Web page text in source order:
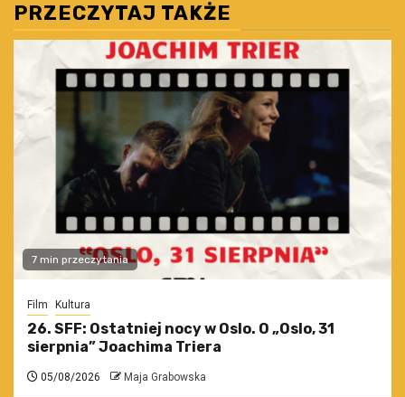
PRZECZYTAJ TAKŻE
7 min przeczytania
Film Kultura
26. SFF: Ostatniej nocy w Oslo. O „Oslo, 31
sierpnia” Joachima Triera
05/08/2026 Maja Grabowska